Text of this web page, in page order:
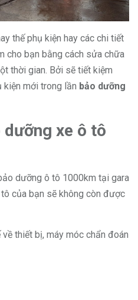
thế phụ kiện hay các chi tiết
cho bạn bằng cách sửa chữa
thời gian. Bởi sẽ tiết kiệm
kiện mới trong lần bảo dưỡng
dưỡng xe ô tô
dưỡng ô tô 1000km tại gara
của bạn sẽ không còn được
thiết bị, máy móc chẩn đoán